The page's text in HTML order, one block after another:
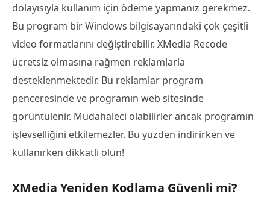
dolayısıyla kullanım için ödeme yapmanız gerekmez.
Bu program bir Windows bilgisayarındaki çok çeşitli
video formatlarını değiştirebilir. XMedia Recode
ücretsiz olmasına rağmen reklamlarla
desteklenmektedir. Bu reklamlar program
penceresinde ve programın web sitesinde
görüntülenir. Müdahaleci olabilirler ancak programın
işlevselliğini etkilemezler. Bu yüzden indirirken ve
kullanırken dikkatli olun!
XMedia Yeniden Kodlama Güvenli mi?